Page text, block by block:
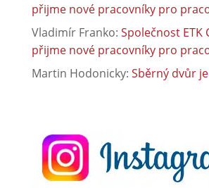
přijme nové pracovníky pro
Vladimír Franko: Společnost ETK
přijme nové pracovníky pro
Martin Hodonicky: Sběrný dvůr